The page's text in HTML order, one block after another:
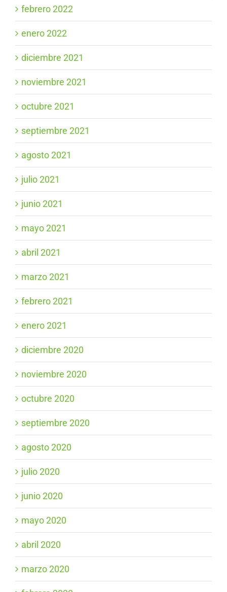
febrero 2022
enero 2022
diciembre 2021
noviembre 2021
octubre 2021
septiembre 2021
agosto 2021
julio 2021
junio 2021
mayo 2021
abril 2021
marzo 2021
febrero 2021
enero 2021
diciembre 2020
noviembre 2020
octubre 2020
septiembre 2020
agosto 2020
julio 2020
junio 2020
mayo 2020
abril 2020
marzo 2020